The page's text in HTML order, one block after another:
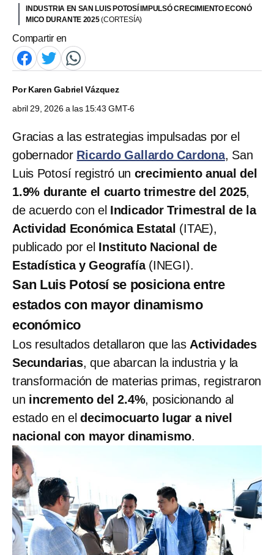
INDUSTRIA EN SAN LUIS POTOSÍ IMPULSÓ CRECIMIENTO ECONÓ
MICO DURANTE 2025(CORTESÍA)
Compartir en
PorKaren Gabriel Vázquez
abril 29, 2026 a las 15:43 GMT-6
Gracias a las estrategias impulsadas por el
gobernador Ricardo Gallardo Cardona, San
Luis Potosí registró un crecimiento anual del
1.9% durante el cuarto trimestre del 2025,
de acuerdo con el Indicador Trimestral de la
Actividad Económica Estatal (ITAE),
publicado por el Instituto Nacional de
Estadística y Geografía(INEGI).
San Luis Potosí se posiciona entre
estados con mayor dinamismo
económico
Los resultados detallaron que las Actividades
Secundarias, que abarcan la industria y la
transformación de materias primas, registraron
un incremento del 2.4%, posicionando al
estado en eldecimocuarto lugar a nivel
nacional con mayor dinamismo.